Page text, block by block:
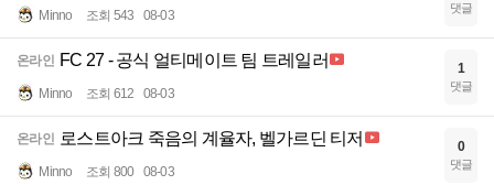
Minno 조회 543 08-03 댓글
온라인 FC 27 - 공식 얼티메이트 팀 트레일러
Minno 조회 612 08-03
1
댓글
온라인 로스트아크 죽음의 계율자, 벨가르딘 티저
Minno 조회 800 08-03
0
댓글